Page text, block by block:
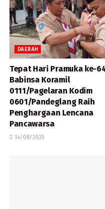
DAERAH
Tepat Hari Pramuka ke-
Babinsa Koramil
0111/Pagelaran Kodim
0601/Pandeglang Raih
Penghargaan Lencana
Pancawarsa
14/08/2025